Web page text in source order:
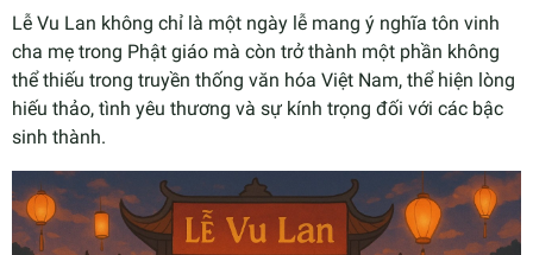
Lễ Vu Lan không chỉ là một ngày lễ mang ý nghĩa tôn vinh
cha mẹ trong Phật giáo mà còn trở thành một phần không
thể thiếu trong truyền thống văn hóa Việt Nam, thể hiện lòng
hiếu thảo, tình yêu thương và sự kính trọng đối với các bậc
sinh thành.